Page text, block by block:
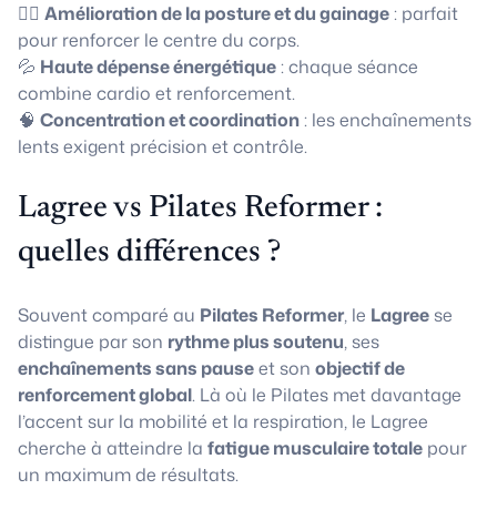
🧘‍♀️ Amélioration de la posture et du gainage: parfait
pour renforcer le centre du corps.
💦 Haute dépense énergétique: chaque séance
combine cardio et renforcement.
🧠 Concentration et coordination: les enchaînements
lents exigent précision et contrôle.
Lagree vs Pilates Reformer :
quelles différences ?
Souvent comparé au Pilates Reformer, le Lagree se
distingue par son rythme plus soutenu, ses
enchaînements sans pauseet son objectif de
renforcement global. Là où le Pilates met davantage
l’accent sur la mobilité et la respiration, le Lagree
cherche à atteindre la fatigue musculaire totale pour
un maximum de résultats.